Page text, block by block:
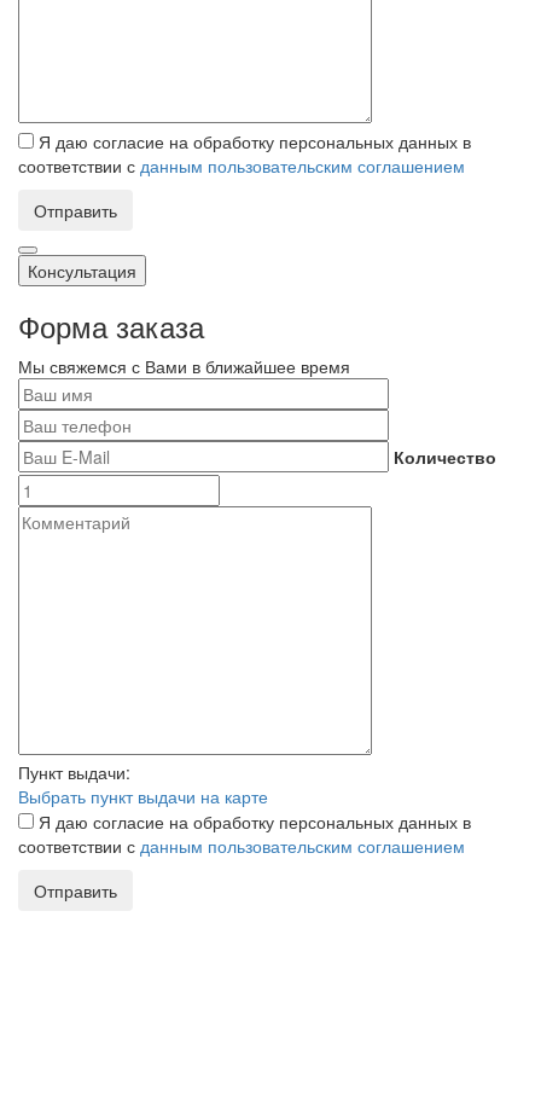
Я даю согласие на обработку персональных данных в
соответствии с данным пользовательским соглашением
Отправить
Консультация
Форма заказа
Мы свяжемся с Вами в ближайшее время
Количество
Пункт выдачи:
Выбрать пункт выдачи на карте
Я даю согласие на обработку персональных данных в
соответствии с данным пользовательским соглашением
Отправить